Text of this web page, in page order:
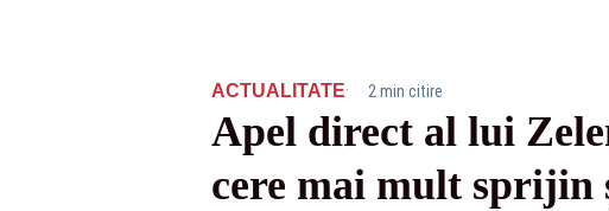
ACTUALITATE· 2 min citire
Apel direct al lui
cere mai mult sprijin